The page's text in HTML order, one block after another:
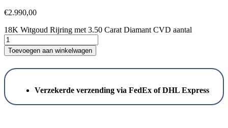
€2.990,00
18K Witgoud Rijring met 3.50 Carat Diamant CVD aantal
Toevoegen aan winkelwagen
Verzekerde verzending via FedEx of DHL Express